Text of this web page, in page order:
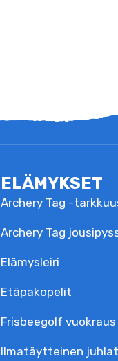
ELÄMYKSET
Archery Tag -
Archery Tag
Elämysleiri
Etäpakopelit
Frisbeegolf vuokraus
Ilmatäytteinen